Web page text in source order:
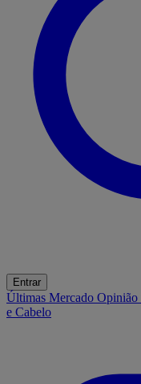
Entrar
Últimas Mercado Opinião
e Cabelo